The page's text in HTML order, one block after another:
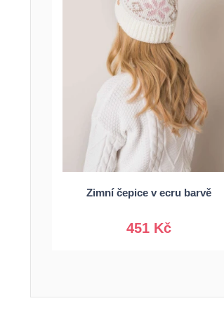
Zimní čepice v ecru barvě
451 Kč
Univerzální